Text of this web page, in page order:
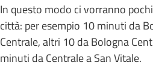
In questo modo ci vorranno
città: per esempio 10 minuti da
Centrale, altri 10 da Bologna
minuti da Centrale a San Vitale.